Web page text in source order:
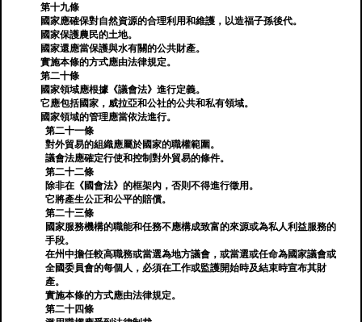
第十九條
國家應確保對自然資源的合理利用和維護，以造福子孫後代。
國家保護農民的土地。
國家還應當保護與水有關的公共財產。
實施本條的方式應由法律規定。
第二十條
國家領域應根據《議會法》進行定義。
它應包括國家，威拉亞和公社的公共和私有領域。
國家領域的管理應當依法進行。
第二十一條
對外貿易的組織應屬於國家的職權範圍。
議會法應確定行使和控制對外貿易的條件。
第二十二條
除非在《國會法》的框架內，否則不得進行徵用。
它將產生公正和公平的賠償。
第二十三條
國家服務機構的職能和任務不應構成致富的來源或為私人利益服務的
手段。
在州中擔任較高職務或當選為地方議會，或當選或任命為國家議會或
全國委員會的每個人，必須在工作或監護開始時及結束時宣布其財
產。
實施本條的方式應由法律規定。
第二十四條